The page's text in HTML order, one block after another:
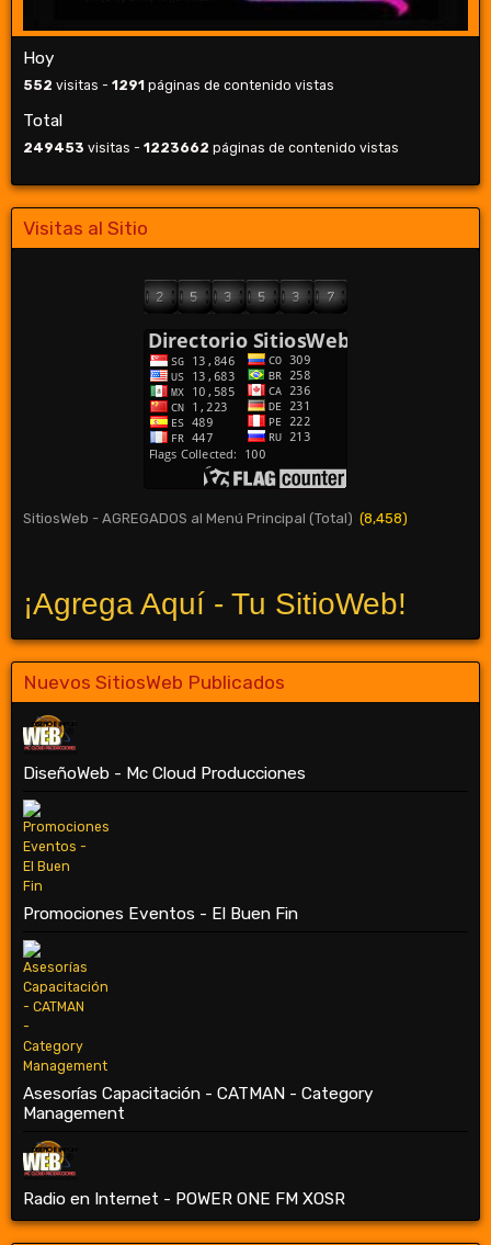
Hoy
552 visitas - 1291 páginas de contenido vistas
Total
249453 visitas - 1223662 páginas de contenido vistas
Visitas al Sitio
SitiosWeb - AGREGADOS al Menú Principal (Total) (8,458)
¡Agrega Aquí - Tu SitioWeb!
Nuevos SitiosWeb Publicados
DiseñoWeb - Mc Cloud Producciones
Promociones Eventos - El Buen Fin
Asesorías Capacitación - CATMAN - Category
Management
Radio en Internet - POWER ONE FM XOSR